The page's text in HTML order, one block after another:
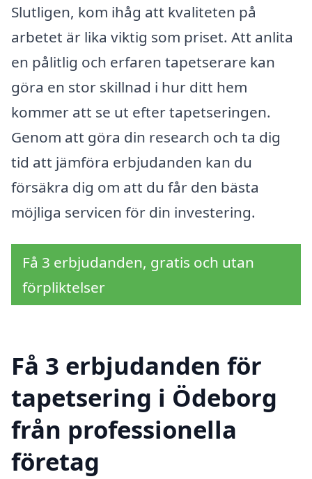
Slutligen, kom ihåg att kvaliteten på
arbetet är lika viktig som priset. Att anlita
en pålitlig och erfaren tapetserare kan
göra en stor skillnad i hur ditt hem
kommer att se ut efter tapetseringen.
Genom att göra din research och ta dig
tid att jämföra erbjudanden kan du
försäkra dig om att du får den bästa
möjliga servicen för din investering.
Få 3 erbjudanden, gratis och utan
förpliktelser
Få 3 erbjudanden för
tapetsering i Ödeborg
från professionella
företag